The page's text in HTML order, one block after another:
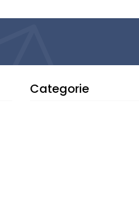
Categorie